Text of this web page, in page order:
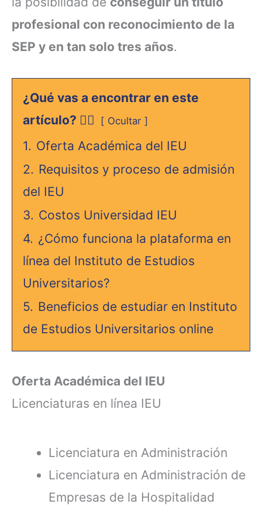
profesional con reconocimiento de la
SEP y en tan solo tres años.
¿Qué vas a encontrar en este
artículo? 👇🏻
Ocultar
1. Oferta Académica del IEU
2. Requisitos y proceso de admisión
del IEU
3. Costos Universidad IEU
4. ¿Cómo funciona la plataforma en
línea del Instituto de Estudios
Universitarios?
5. Beneficios de estudiar en Instituto
de Estudios Universitarios online
Oferta Académica del IEU
Licenciaturas en línea IEU
Licenciatura en Administración
Licenciatura en Administración de
Empresas de la Hospitalidad